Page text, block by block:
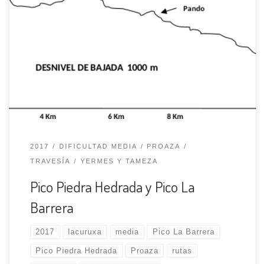
Iniciamos esta salida en Villabre (630 m.), capital del
concejo de Yernes y Tameza, tomando una carretera
que, en poco tiempo, nos conduce al pueblo de Villaruiz.
posteriormente al SE.; el camino nos lleva primero al
2017 DIFICULTAD MEDIA PROAZA
TRAVESÍA YERMES Y TAMEZA
Pico Piedra Hedrada y Pico La
Barrera
2017 lacuruxa media Pico La Barrera
Pico Piedra Hedrada Proaza rutas